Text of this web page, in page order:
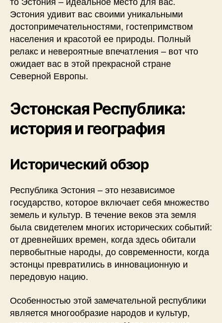
Эстония удивит вас своими уникальными
достопримечательностями, гостепримством
населения и красотой ее природы. Полный
релакс и невероятные впечатления – вот что
ожидает вас в этой прекрасной стране
Северной Европы.
Эстонская Республика:
история и география
Исторический обзор
Республика Эстония – это независимое
государство, которое включает себя множество
земель и культур. В течение веков эта земля
была свидетелем многих исторических событий:
от древнейших времен, когда здесь обитали
первобытные народы, до современности, когда
эстонцы превратились в инновационную и
передовую нацию.
Особенностью этой замечательной республики
является многообразие народов и культур,